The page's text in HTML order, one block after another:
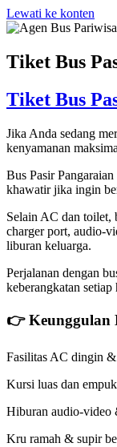
Lewati ke konten
Tiket Bus
Tiket Bus
Jika Anda sedang
kenyamanan
Bus Pasir
khawatir jika ingin
Selain AC dan toilet,
charger port, audio-
liburan keluarga.
Perjalanan dengan
keberangkatan
👉 Keunggulan
Fasilitas AC dingin
Kursi luas dan
Hiburan audio-video
Kru ramah & supir